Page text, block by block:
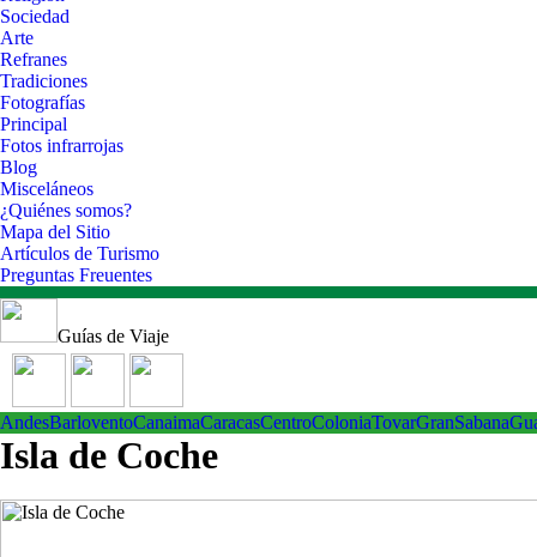
Sociedad
Arte
Refranes
Tradiciones
Fotografías
Principal
Fotos infrarrojas
Blog
Misceláneos
¿Quiénes somos?
Mapa del Sitio
Artículos de Turismo
Preguntas Freuentes
Guías de Viaje
AndesBarloventoCanaimaCaracasCentroColoniaTovarGranSabana
Isla de Coche